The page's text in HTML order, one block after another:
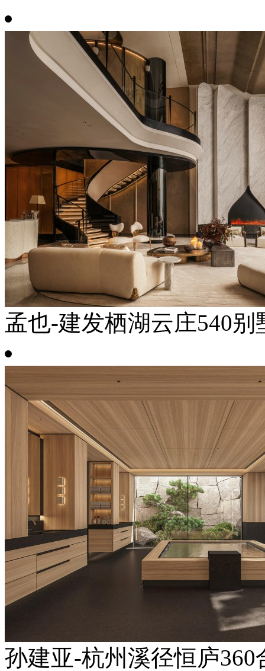
孟也-建发栖湖云庄540别
孙建亚-杭州溪径恒庐360